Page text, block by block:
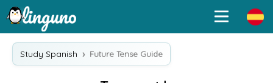
Study Spanish Future Tense Guide